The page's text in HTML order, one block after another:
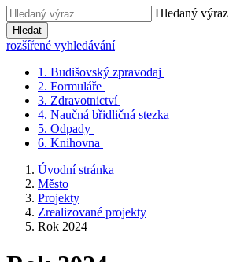
Hledaný výraz
Hledat
rozšířené vyhledávání
1. Budišovský zpravodaj
2. Formuláře
3. Zdravotnictví
4. Naučná břidličná stezka
5. Odpady
6. Knihovna
Úvodní stránka
Město
Projekty
Zrealizované projekty
Rok 2024